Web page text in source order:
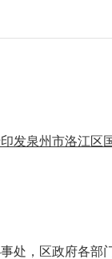
印发泉州市洛江
处，区政府各部